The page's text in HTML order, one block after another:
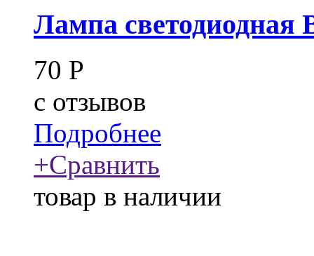
Лампа светодиодная
70 Р
c отзывов
Подробнее
+Сравнить
товар в наличии